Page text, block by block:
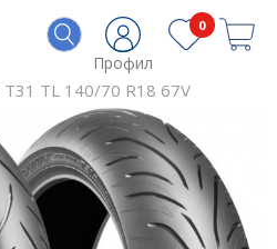
Профил
0
T31 TL 140/70 R18 67V